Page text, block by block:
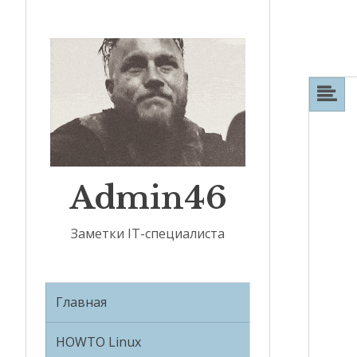
Admin46
Заметки IT-специалиста
Главная
HOWTO Linux